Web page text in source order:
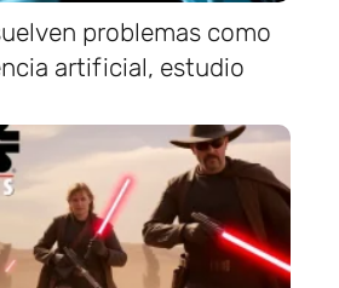
problemas como
artificial, estudio